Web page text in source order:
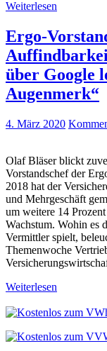
Weiterlesen
Ergo-
über Google
Augenmerk“
4. März 2020
Olaf Bläser blickt
Vorstandschef der
2018 hat der
und Mehrgeschäft
um weitere 14
Wachstum. Wohin es
Vermittler spielt,
Themenwoche
Weiterlesen